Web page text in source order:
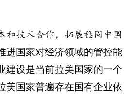
和技术合作，拓展稳固中国
进国家对经济领域的管控能
建设是当前拉美国家的一个
美国家普遍存在国有企业依